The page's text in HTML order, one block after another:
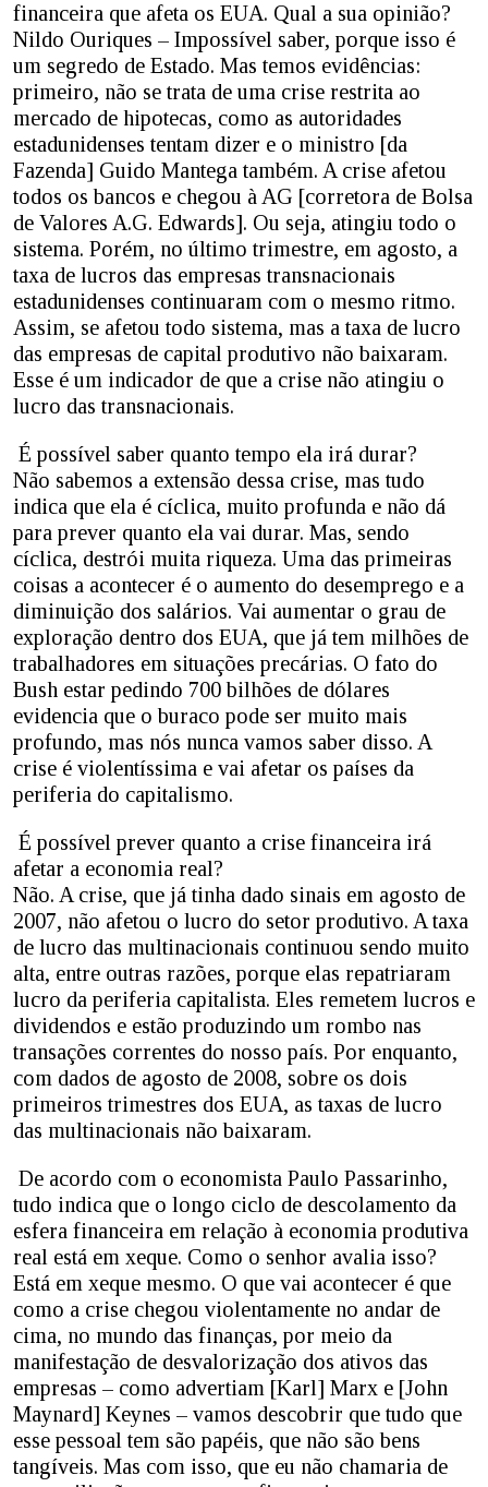
financeira que afeta os EUA. Qual a sua opinião?
Nildo Ouriques – Impossível saber, porque isso é
um segredo de Estado. Mas temos evidências:
primeiro, não se trata de uma crise restrita ao
mercado de hipotecas, como as autoridades
estadunidenses tentam dizer e o ministro [da
Fazenda] Guido Mantega também. A crise afetou
todos os bancos e chegou à AG [corretora de Bolsa
de Valores A.G. Edwards]. Ou seja, atingiu todo o
sistema. Porém, no último trimestre, em agosto, a
taxa de lucros das empresas transnacionais
estadunidenses continuaram com o mesmo ritmo.
Assim, se afetou todo sistema, mas a taxa de lucro
das empresas de capital produtivo não baixaram.
Esse é um indicador de que a crise não atingiu o
lucro das transnacionais.
É possível saber quanto tempo ela irá durar?
Não sabemos a extensão dessa crise, mas tudo
indica que ela é cíclica, muito profunda e não dá
para prever quanto ela vai durar. Mas, sendo
cíclica, destrói muita riqueza. Uma das primeiras
coisas a acontecer é o aumento do desemprego e a
diminuição dos salários. Vai aumentar o grau de
exploração dentro dos EUA, que já tem milhões de
trabalhadores em situações precárias. O fato do
Bush estar pedindo 700 bilhões de dólares
evidencia que o buraco pode ser muito mais
profundo, mas nós nunca vamos saber disso. A
crise é violentíssima e vai afetar os países da
periferia do capitalismo.
É possível prever quanto a crise financeira irá
afetar a economia real?
Não. A crise, que já tinha dado sinais em agosto de
2007, não afetou o lucro do setor produtivo. A taxa
de lucro das multinacionais continuou sendo muito
alta, entre outras razões, porque elas repatriaram
lucro da periferia capitalista. Eles remetem lucros e
dividendos e estão produzindo um rombo nas
transações correntes do nosso país. Por enquanto,
com dados de agosto de 2008, sobre os dois
primeiros trimestres dos EUA, as taxas de lucro
das multinacionais não baixaram.
De acordo com o economista Paulo Passarinho,
tudo indica que o longo ciclo de descolamento da
esfera financeira em relação à economia produtiva
real está em xeque. Como o senhor avalia isso?
Está em xeque mesmo. O que vai acontecer é que
como a crise chegou violentamente no andar de
cima, no mundo das finanças, por meio da
manifestação de desvalorização dos ativos das
empresas – como advertiam [Karl] Marx e [John
Maynard] Keynes – vamos descobrir que tudo que
esse pessoal tem são papéis, que não são bens
tangíveis. Mas com isso, que eu não chamaria de